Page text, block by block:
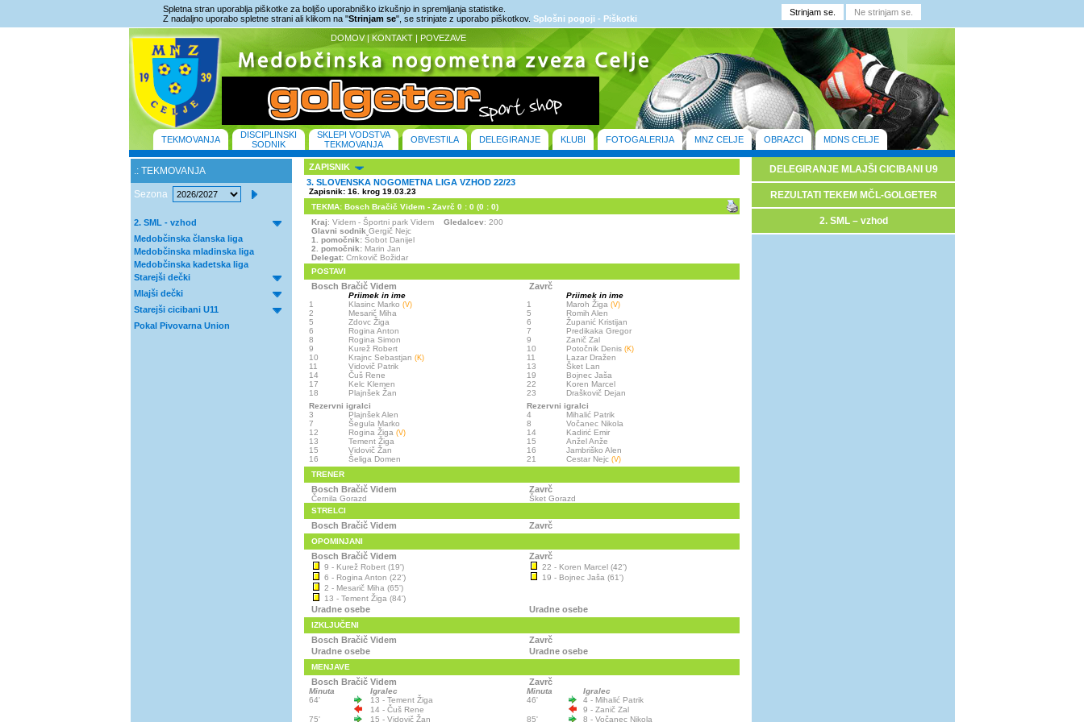
Spletna stran uporablja piškotke za boljšo uporabniško izkušnjo in spremljanja statistike.
Z nadaljno uporabo spletne strani ali klikom na "Strinjam se", se strinjate z uporabo piškotkov. Splošni pogoji - Piškotki
DOMOV | KONTAKT | POVEZAVE
TEKMOVANJA
DISCIPLINSKI
SODNIK
SKLEPI VODSTVA
TEKMOVANJA
OBVESTILA DELEGIRANJE KLUBI FOTOGALERIJA MNZ CELJE OBRAZCI MDNS CELJE
.: TEKMOVANJA
Sezona
2. SML - vzhod
Medobčinska članska liga
Medobčinska mladinska liga
Medobčinska kadetska liga
Starejši dečki
Mlajši dečki
Starejši cicibani U11
Pokal Pivovarna Union
ZAPISNIK
3. SLOVENSKA NOGOMETNA LIGA VZHOD 22/23
Zapisnik: 16. krog 19.03.23
TEKMA: Bosch Bračič Videm - Zavrč 0 : 0 (0 : 0)
Kraj: Videm - Športni park Videm Gledalcev: 200
Glavni sodnik Gergič Nejc
1. pomočnik: Šobot Danijel
2. pomočnik: Marin Jan
Delegat: Crnkovič Božidar
POSTAVI
Bosch Bračič Videm
Priimek in ime
1
Klasinc Marko (V)
2
Mesarič Miha
5
Zdovc Žiga
6
Rogina Anton
8
Rogina Simon
9
Kurež Robert
10
Krajnc Sebastjan (K)
11
Vidovič Patrik
14
Čuš Rene
17
Kelc Klemen
18
Plajnšek Žan
Zavrč
Priimek in ime
1
Maroh Žiga (V)
5
Romih Alen
6
Županić Kristijan
7
Predikaka Gregor
9
Zanič Zal
10
Potočnik Denis (K)
11
Lazar Dražen
13
Šket Lan
19
Bojnec Jaša
22
Koren Marcel
23
Draškovič Dejan
Rezervni igralci
3
Plajnšek Alen
7
Šegula Marko
12
Rogina Žiga (V)
13
Tement Žiga
15
Vidovič Žan
16
Šeliga Domen
Rezervni igralci
4
Mihalić Patrik
8
Vočanec Nikola
14
Kadirić Emir
15
Anžel Anže
16
Jambriško Alen
21
Cestar Nejc (V)
TRENER
Bosch Bračič Videm
Černila Gorazd
Zavrč
Šket Gorazd
STRELCI
Bosch Bračič Videm Zavrč
OPOMINJANI
Bosch Bračič Videm
9 - Kurež Robert (19')
6 - Rogina Anton (22')
2 - Mesarič Miha (65')
13 - Tement Žiga (84')
Zavrč
22 - Koren Marcel (42')
19 - Bojnec Jaša (61')
Uradne osebe Uradne osebe
IZKLJUČENI
Bosch Bračič Videm
Zavrč
Uradne osebe
Uradne osebe
MENJAVE
Bosch Bračič Videm
Minuta
Igralec
64'
13 - Tement Žiga
14 - Čuš Rene
75'
15 - Vidovič Žan
Zavrč
Minuta
Igralec
46'
4 - Mihalić Patrik
9 - Zanič Zal
85'
8 - Vočanec Nikola
DELEGIRANJE MLAJŠI CICIBANI U9
REZULTATI TEKEM MČL-GOLGETER
2. SML – vzhod